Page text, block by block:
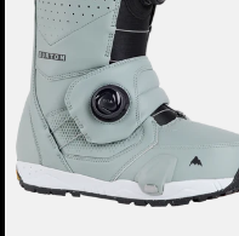
Snowboardboots
Herren